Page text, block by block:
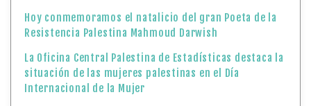
Hoy conmemoramos el natalicio del gran Poeta de la
Resistencia Palestina Mahmoud Darwish
La Oficina Central Palestina de Estadísticas destaca la
situación de las mujeres palestinas en el Día
Internacional de la Mujer